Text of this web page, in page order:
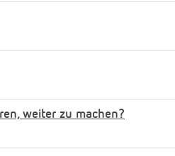
weiter zu machen?